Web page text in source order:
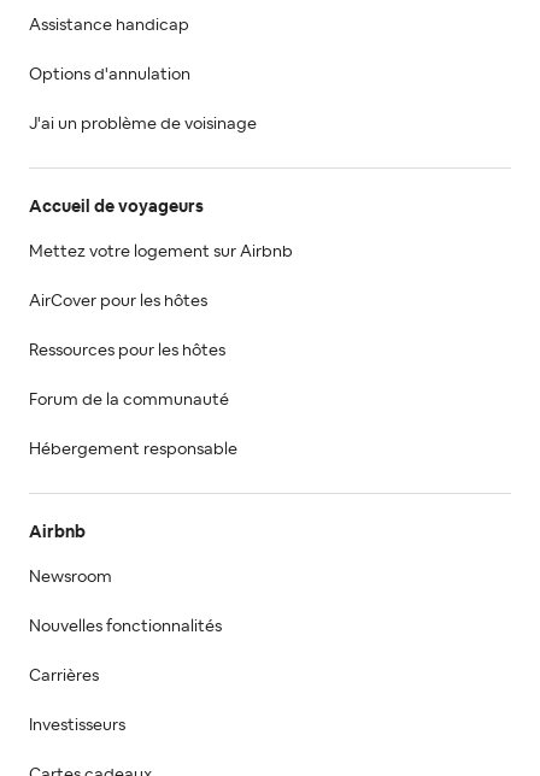
Assistance handicap
Options d'annulation
J'ai un problème de voisinage
Accueil de voyageurs
Mettez votre logement sur Airbnb
AirCover pour les hôtes
Ressources pour les hôtes
Forum de la communauté
Hébergement responsable
Airbnb
Newsroom
Nouvelles fonctionnalités
Carrières
Investisseurs